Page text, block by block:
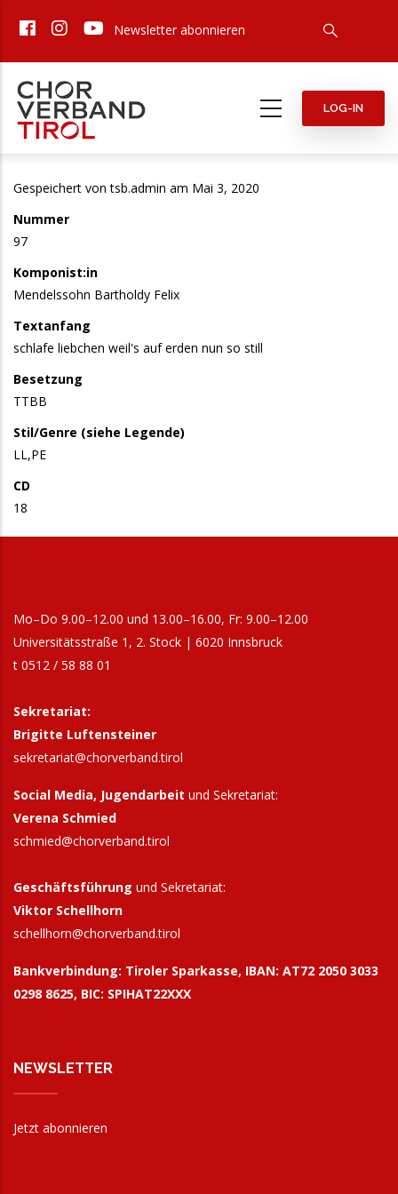
zum
Newsletter abonnieren
LOG-IN
Gespeichert vontsb.admin am Mai 3, 2020
Nummer
97
Komponist:in
Mendelssohn Bartholdy Felix
Textanfang
schlafe liebchen weil's auf erden nun so still
Besetzung
TTBB
Stil/Genre (siehe Legende)
LL,PE
CD
18
Mo–Do 9.00–12.00 und 13.00–16.00, Fr: 9.00–12.00
Universitätsstraße 1, 2. Stock | 6020 Innsbruck
t 0512 / 58 88 01
Sekretariat:
Brigitte Luftensteiner
sekretariat@chorverband.tirol
Social Media, Jugendarbeit und Sekretariat:
Verena Schmied
schmied@chorverband.tirol
Geschäftsführung und Sekretariat:
Viktor Schellhorn
schellhorn@chorverband.tirol
Bankverbindung: Tiroler Sparkasse, IBAN: AT72 2050 3033
0298 8625, BIC: SPIHAT22XXX
NEWSLETTER
Jetzt abonnieren